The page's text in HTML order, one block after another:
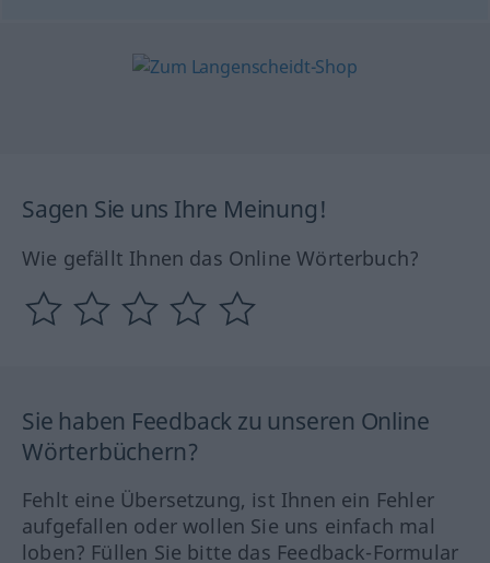
Sagen Sie uns Ihre Meinung!
Wie gefällt Ihnen das Online Wörterbuch?
Sie haben Feedback zu unseren Online
Wörterbüchern?
Fehlt eine Übersetzung, ist Ihnen ein Fehler
aufgefallen oder wollen Sie uns einfach mal
loben? Füllen Sie bitte das Feedback-Formular